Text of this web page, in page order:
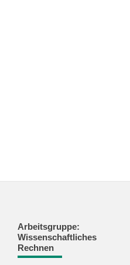
Arbeitsgruppe:
Wissenschaftliches
Rechnen